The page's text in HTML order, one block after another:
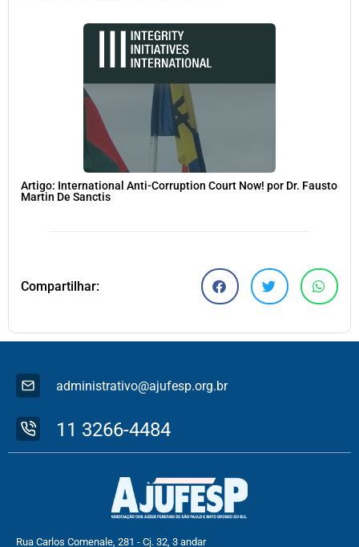
Artigo: International Anti-Corruption Court Now! por Dr. Fausto
Martin De Sanctis
Compartilhar:
administrativo@ajufesp.org.br
11 3266-4484
Rua Carlos Comenale, 281 - Cj. 32, 3 andar